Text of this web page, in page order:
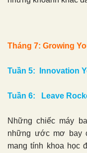
Tháng 7: Growing
Tuần 5: Innovation
Tuần 6: Leave
Những chiếc máy
những ước mơ bay
mang tính khoa học